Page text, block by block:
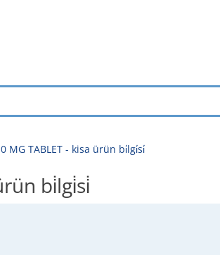
MG TABLET - kisa ürün bi̇lgi̇si̇
bi̇lgi̇si̇